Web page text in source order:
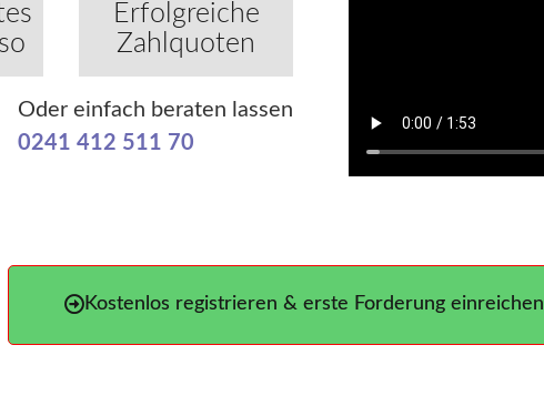
Erfolgreiche
Zahlquoten
Oder einfach beraten lassen
0241 412 511 70
Kostenlos registrieren & erste Forderung einreichen